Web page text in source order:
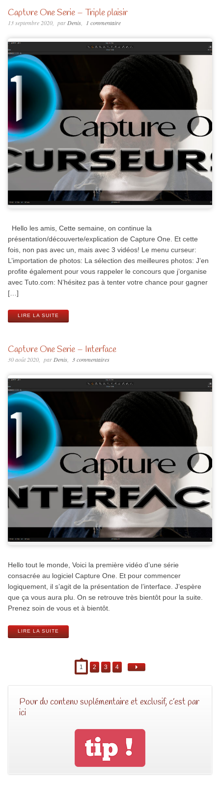
Capture One Serie – Triple plaisir
13 septembre 2020 parDenis 1 commentaire
Hello les amis, Cette semaine, on continue la
présentation/découverte/explication de Capture One. Et cette
fois, non pas avec un, mais avec 3 vidéos! Le menu curseur:
L’importation de photos: La sélection des meilleures photos: J’en
profite également pour vous rappeler le concours que j’organise
avec Tuto.com: N’hésitez pas à tenter votre chance pour gagner
[…]
LIRE LA SUITE
Capture One Serie – Interface
30 août 2020 parDenis 3 commentaires
Hello tout le monde, Voici la première vidéo d’une série
consacrée au logiciel Capture One. Et pour commencer
logiquement, il s’agit de la présentation de l’interface. J’espère
que ça vous aura plu. On se retrouve très bientôt pour la suite.
Prenez soin de vous et à bientôt.
LIRE LA SUITE
1 2 3 4
Pour du contenu suplémentaire et exclusif, c’est par
ici